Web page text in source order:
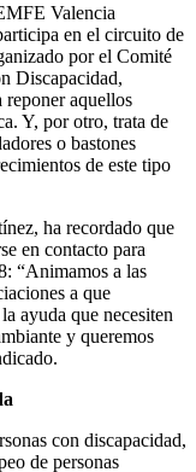
Valencia
en el circuito de
por el Comité
Discapacidad,
reponer aquellos
Y, por otro, trata de
o bastones
de este tipo
ha recordado que
en contacto para
“Animamos a las
a que
ayuda que necesiten
y queremos
con discapacidad,
de personas